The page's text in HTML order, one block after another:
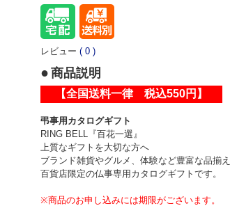
レビュー ( 0 )
商品説明
【全国送料一律 税込550円】
弔事用カタログギフト
RING BELL『百花一選』
上質なギフトを大切な方へ
ブランド雑貨やグルメ、体験など豊富な品揃
百貨店限定の仏事専用カタログギフトです。
※商品のお申し込みには期限がございます。